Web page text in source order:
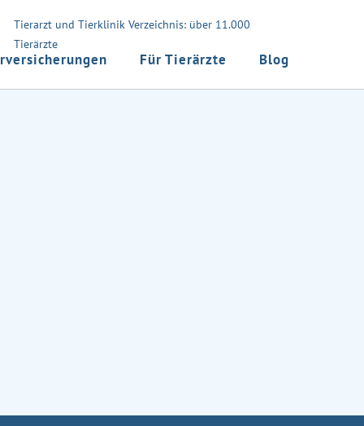
Tierarzt und Tierklinik Verzeichnis: über 11.000
Tierärzte
Für Tierärzte Blog